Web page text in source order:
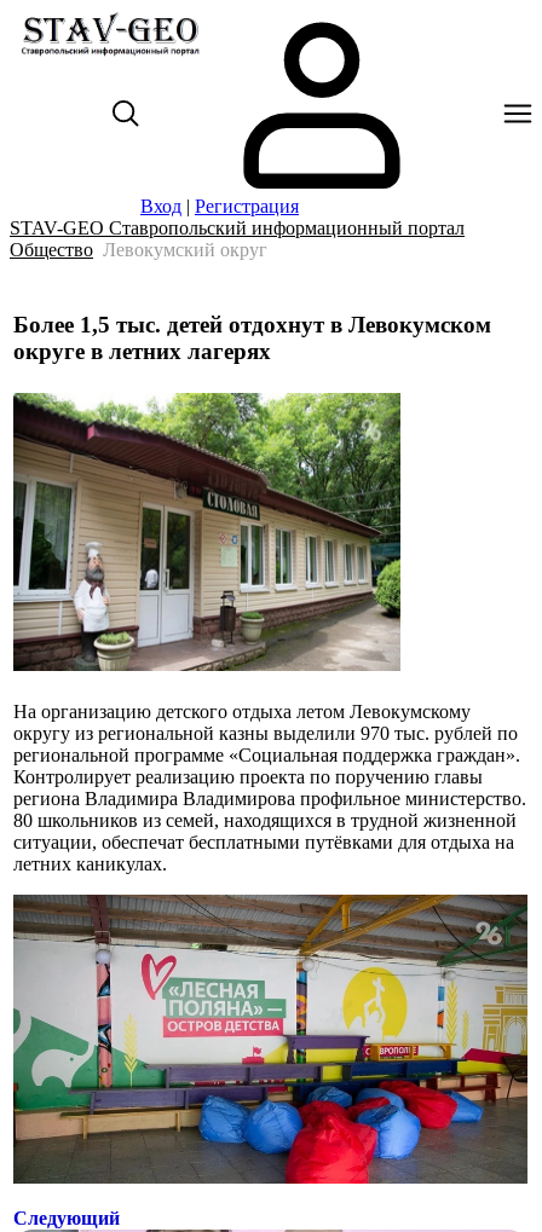
Вход | Регистрация
STAV-GEO Ставропольский информационный портал
Общество Левокумский округ
Более 1,5 тыс. детей отдохнут в Левокумском
округе в летних лагерях
На организацию детского отдыха летом Левокумскому
округу из региональной казны выделили 970 тыс. рублей по
региональной программе «Социальная поддержка граждан».
Контролирует реализацию проекта по поручению главы
региона Владимира Владимирова профильное министерство.
80 школьников из семей, находящихся в трудной жизненной
ситуации, обеспечат бесплатными путёвками для отдыха на
летних каникулах.
Следующий